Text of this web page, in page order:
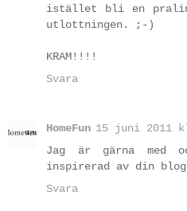
istället bli en
utlottningen. ;-)
KRAM!!!!
Svara
HomeFun 15 juni 2011
Jag är gärna med
inspirerad av din
Svara